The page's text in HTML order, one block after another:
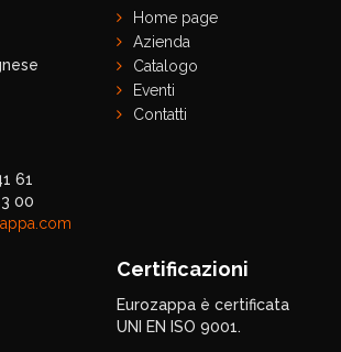
61
00
Home page
Azienda
Catalogo
Eventi
Contatti
Certificazioni
Eurozappa è certificata
UNI EN ISO 9001.